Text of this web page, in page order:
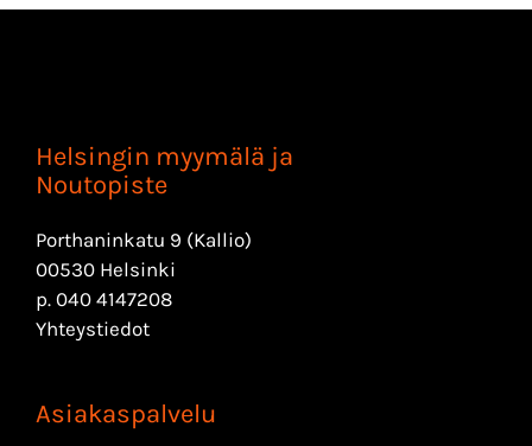
Helsingin myymälä ja
Noutopiste
Porthaninkatu 9 (Kallio)
00530 Helsinki
p. 040 4147208
Yhteystiedot
Asiakaspalvelu